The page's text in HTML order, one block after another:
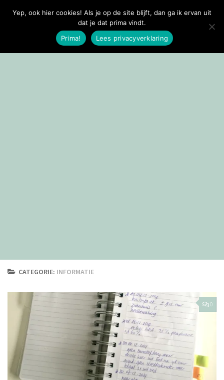
Doorgaan naar inhoud
CATEGORIE: INFORMATIE
0
Yep, ook hier cookies! Als je op de site blijft, dan ga ik ervan uit
dat je dat prima vindt.
Prima!
Lees privacyverklaring